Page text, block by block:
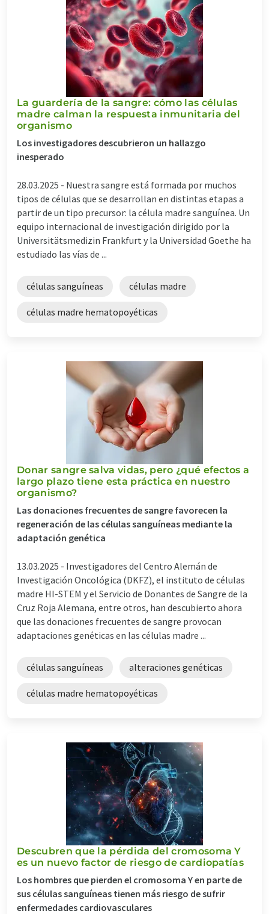
La guardería de la sangre: cómo las células
madre calman la respuesta inmunitaria del
organismo
Los investigadores descubrieron un hallazgo
inesperado
28.03.2025 - Nuestra sangre está formada por muchos
tipos de células que se desarrollan en distintas etapas a
partir de un tipo precursor: la célula madre sanguínea. Un
equipo internacional de investigación dirigido por la
Universitätsmedizin Frankfurt y la Universidad Goethe ha
estudiado las vías de ...
células sanguíneas células madre
células madre hematopoyéticas
Donar sangre salva vidas, pero ¿qué efectos a
largo plazo tiene esta práctica en nuestro
organismo?
Las donaciones frecuentes de sangre favorecen la
regeneración de las células sanguíneas mediante la
adaptación genética
13.03.2025 - Investigadores del Centro Alemán de
Investigación Oncológica (DKFZ), el instituto de células
madre HI-STEM y el Servicio de Donantes de Sangre de la
Cruz Roja Alemana, entre otros, han descubierto ahora
que las donaciones frecuentes de sangre provocan
adaptaciones genéticas en las células madre ...
células sanguíneas alteraciones genéticas
células madre hematopoyéticas
Descubren que la pérdida del cromosoma Y
es un nuevo factor de riesgo de cardiopatías
Los hombres que pierden el cromosoma Y en parte de
sus células sanguíneas tienen más riesgo de sufrir
enfermedades cardiovasculares